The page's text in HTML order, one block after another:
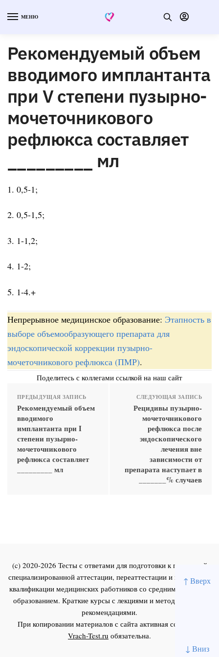
↑ Вверх
↓ Вниз
МЕНЮ
Рекомендуемый объем
вводимого имплантанта
при V степени пузырно-
мочеточникового
рефлюкса составляет
_________ мл
1. 0,5-1;
2. 0,5-1,5;
3. 1-1,2;
4. 1-2;
5. 1-4.+
Непрерывное медицинское образование: Этапность в
выборе объемообразующего препарата для
эндоскопической коррекции пузырно-
мочеточникового рефлюкса (ПМР).
Поделитесь с коллегами ссылкой на наш сайт
ПРЕДЫДУЩАЯ ЗАПИСЬ
Рекомендуемый объем
вводимого
имплантанта при I
степени пузырно-
мочеточникового
рефлюкса составляет
_________ мл
СЛЕДУЮЩАЯ ЗАПИСЬ
Рецидивы пузырно-
мочеточникового
рефлюкса после
эндоскопического
лечения вне
зависимости от
препарата наступает в
_______% случаев
(c) 2020-2026 Тесты с ответами для подготовки к первичной
специализированной аттестации, переаттестации и повышения
квалификации медицинских работников со средним и высшим
образованием. Краткие курсы с лекциями и методическими
рекомендациями.
При копировании материалов с сайта активная ссылка на
Vrach-Test.ru обязательна.